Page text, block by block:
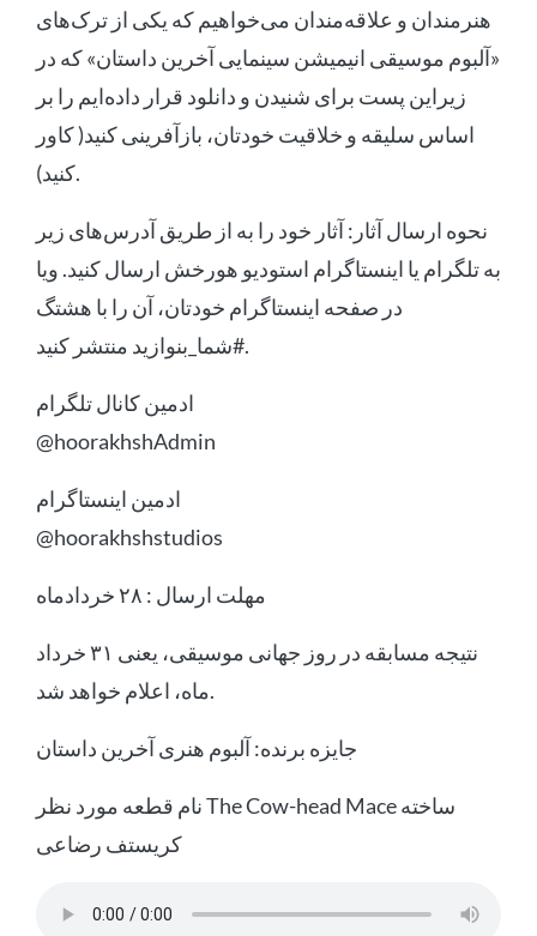
هنرمندان و علاقه‌مندان می‌خواهیم که یکی از ترک‌های
«آلبوم موسیقی انیمیشن سینمایی آخرین داستان» که در
زیراین پست برای شنیدن و دانلود قرار داده‌ایم را بر
اساس سلیقه و خلاقیت خودتان، بازآفرینی کنید( کاور
کنید).
نحوه ارسال آثار: آثار خود را به از طریق آدرس‌های زیر
به تلگرام یا اینستاگرام استودیو هورخش ارسال کنید. ویا
در صفحه اینستاگرام خودتان، آن را با هشتگ‌
#شما_بنوازید منتشر کنید.
ادمین کانال تلگرام
@hoorakhshAdmin
ادمین اینستاگرام
@hoorakhshstudios
⁦⁩مهلت ارسال : ۲۸ خردادماه
نتیجه مسابقه در روز جهانی موسیقی، یعنی ۳۱ خرداد
ماه، اعلام خواهد شد.
⁦⁩جایزه برنده: آلبوم هنری آخرین داستان
نام قطعه مورد نظر The Cow-head Mace ساخته
کریستف رضاعی